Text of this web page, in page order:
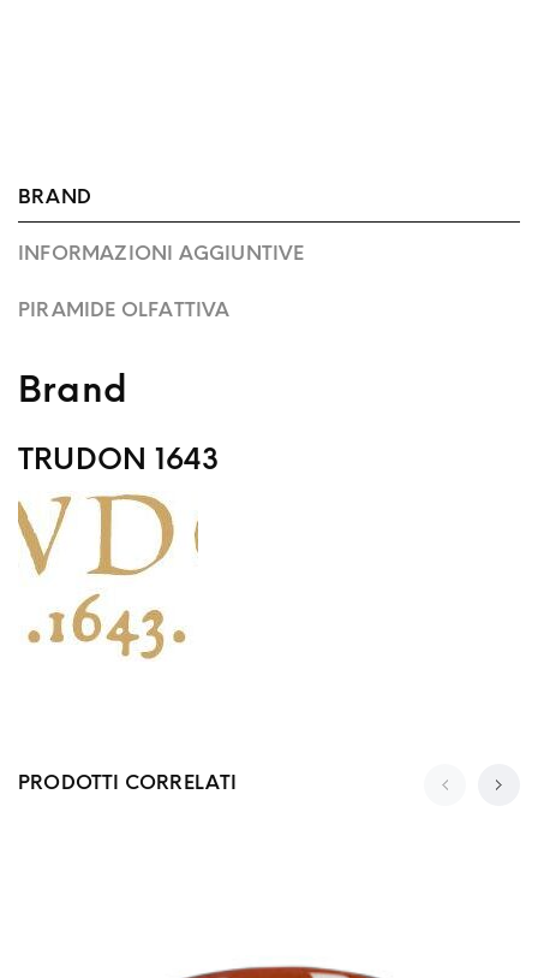
BRAND
INFORMAZIONI AGGIUNTIVE
PIRAMIDE OLFATTIVA
Brand
TRUDON 1643
PRODOTTI CORRELATI